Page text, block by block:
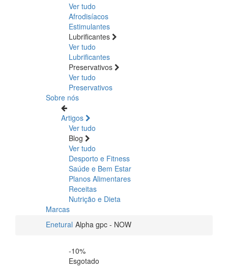
Ver tudo
Afrodisíacos
Estimulantes
Lubrificantes
Ver tudo
Lubrificantes
Preservativos
Ver tudo
Preservativos
Sobre nós
Artigos
Ver tudo
Blog
Ver tudo
Desporto e Fitness
Saúde e Bem Estar
Planos Alimentares
Receitas
Nutrição e Dieta
Marcas
Enetural Alpha gpc - NOW
-10%
Esgotado